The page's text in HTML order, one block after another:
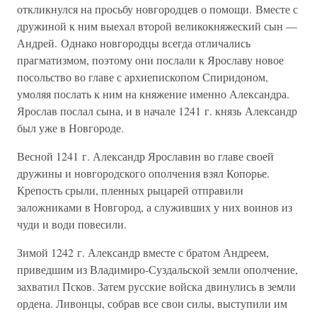
откликнулся на просьбу новгородцев о помощи. Вместе с
дружиной к ним выехал второй великокняжеский сын —
Андрей. Однако новгородцы всегда отличались
прагматизмом, поэтому они послали к Ярославу новое
посольство во главе с архиепископом Спиридоном,
умоляя послать к ним на княжение именно Александра.
Ярослав послал сына, и в начале 1241 г. князь Александр
был уже в Новгороде.
Весной 1241 г. Александр Ярославин во главе своей
дружины и новгородского ополчения взял Копорье.
Крепость срыли, пленных рыцарей отправили
заложниками в Новгород, а служивших у них воинов из
чуди и води повесили.
Зимой 1242 г. Александр вместе с братом Андреем,
приведшим из Владимиро-Суздальской земли ополчение,
захватил Псков. Затем русские войска двинулись в земли
ордена. Ливонцы, собрав все свои силы, выступили им